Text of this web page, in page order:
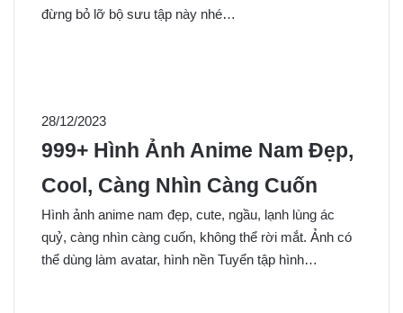
đừng bỏ lỡ bộ sưu tập này nhé…
28/12/2023
999+ Hình Ảnh Anime Nam Đẹp,
Cool, Càng Nhìn Càng Cuốn
Hình ảnh anime nam đẹp, cute, ngầu, lạnh lùng ác
quỷ, càng nhìn càng cuốn, không thể rời mắt. Ảnh có
thể dùng làm avatar, hình nền Tuyển tập hình…